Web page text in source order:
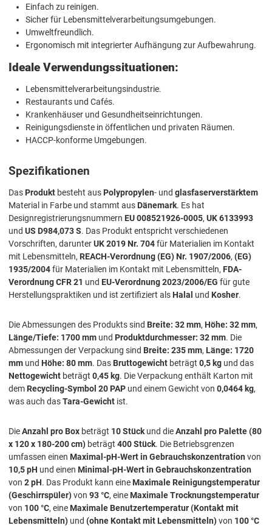
Einfach zu reinigen.
Sicher für Lebensmittelverarbeitungsumgebungen.
Umweltfreundlich.
Ergonomisch mit integrierter Aufhängung zur Aufbewahrung.
Ideale Verwendungssituationen:
Lebensmittelverarbeitungsindustrie.
Restaurants und Cafés.
Krankenhäuser und Gesundheitseinrichtungen.
Reinigungsdienste in öffentlichen und privaten Räumen.
HACCP-konforme Umgebungen.
Spezifikationen
Das Produkt besteht aus Polypropylen- und glasfaserverstärktem
Material in Farbe und stammt aus Dänemark. Es hat
Designregistrierungsnummern EU 008521926-0005, UK 6133993
und US D984,073 S. Das Produkt entspricht verschiedenen
Vorschriften, darunterUK 2019 Nr. 704für Materialien im Kontakt
mit Lebensmitteln, REACH-Verordnung (EG) Nr. 1907/2006, (EG)
1935/2004für Materialien im Kontakt mit Lebensmitteln, FDA-
Verordnung CFR 21 und EU-Verordnung 2023/2006/EG für gute
Herstellungspraktiken und ist zertifiziert als Halal und Kosher.
Die Abmessungen des Produkts sind Breite: 32 mm, Höhe: 32 mm,
Länge/Tiefe: 1700 mm und Produktdurchmesser: 32 mm. Die
Abmessungen der Verpackung sind Breite: 235 mm, Länge: 1720
mm und Höhe: 80 mm. Das Bruttogewicht beträgt 0,5 kg und das
Nettogewicht beträgt 0,45 kg. Die Verpackung enthält Karton mit
dem Recycling-Symbol 20 PAP und einem Gewicht von 0,0464 kg,
was auch dasTara-Gewicht ist.
DieAnzahl pro Box beträgt 10 Stückund dieAnzahl pro Palette (80
x 120 x 180-200 cm) beträgt 400 Stück. Die Betriebsgrenzen
umfassen einen Maximal-pH-Wert in Gebrauchskonzentration von
10,5 pH und einen Minimal-pH-Wert in Gebrauchskonzentration
von 2 pH. Das Produkt kann eine Maximale Reinigungstemperatur
(Geschirrspüler)von 93 °C, eine Maximale Trocknungstemperatur
von 100 °C, eine Maximale Benutzertemperatur (Kontakt mit
Lebensmitteln) und (ohne Kontakt mit Lebensmitteln)von 100 °C